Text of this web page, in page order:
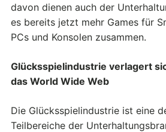
davon dienen auch der
es bereits jetzt mehr Games für
PCs und Konsolen zusammen.
Glücksspielindustrie verlagert
das World Wide Web
Die Glücksspielindustrie ist eine
Teilbereiche der